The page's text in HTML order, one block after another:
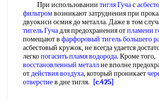
При использовании тигля Гучас
фильтромвозникают затруднения при
двуокиси осмия до металла. Даже в том
тигель Гучадля предохранения отпламени
помещают в фарфоровый тигельбольшего
асбестовый кружок, не всегда удается
легкопогаситьпламя водорода. Кроме того,
восстановленный металлне вполне
отдействия воздуха, который проникает
отверстиев дне тигля. [c.425]